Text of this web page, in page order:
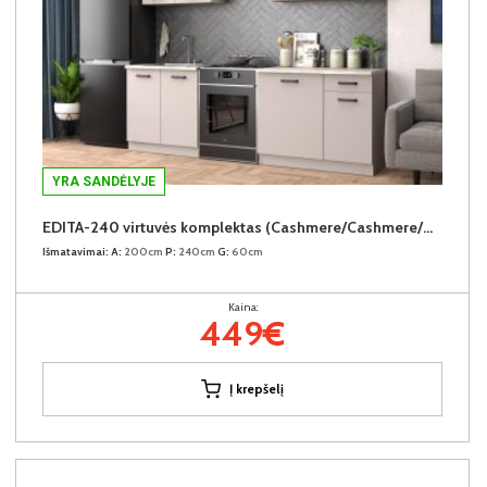
YRA SANDĖLYJE
EDITA-240 virtuvės komplektas (Cashmere/Cashmere/Navona Cream)
Išmatavimai: A: 200cm P: 240cm G: 60cm
Kaina:
449€
Į krepšelį